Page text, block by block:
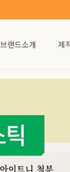
브랜드소개 제